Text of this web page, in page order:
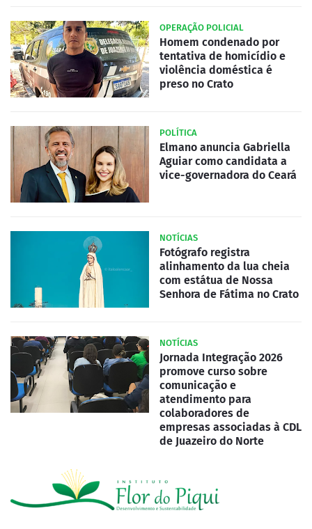
OPERAÇÃO POLICIAL
Homem condenado por
tentativa de homicídio e
violência doméstica é
preso no Crato
POLÍTICA
Elmano anuncia Gabriella
Aguiar como candidata a
vice-governadora do Ceará
NOTÍCIAS
Fotógrafo registra
alinhamento da lua cheia
com estátua de Nossa
Senhora de Fátima no Crato
NOTÍCIAS
Jornada Integração 2026
promove curso sobre
comunicação e
atendimento para
colaboradores de
empresas associadas à CDL
de Juazeiro do Norte